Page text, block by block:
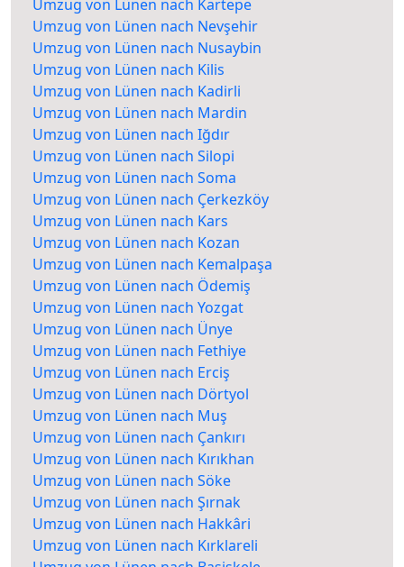
Umzug von Lünen nach Kartepe
Umzug von Lünen nach Nevşehir
Umzug von Lünen nach Nusaybin
Umzug von Lünen nach Kilis
Umzug von Lünen nach Kadirli
Umzug von Lünen nach Mardin
Umzug von Lünen nach Iğdır
Umzug von Lünen nach Silopi
Umzug von Lünen nach Soma
Umzug von Lünen nach Çerkezköy
Umzug von Lünen nach Kars
Umzug von Lünen nach Kozan
Umzug von Lünen nach Kemalpaşa
Umzug von Lünen nach Ödemiş
Umzug von Lünen nach Yozgat
Umzug von Lünen nach Ünye
Umzug von Lünen nach Fethiye
Umzug von Lünen nach Erciş
Umzug von Lünen nach Dörtyol
Umzug von Lünen nach Muş
Umzug von Lünen nach Çankırı
Umzug von Lünen nach Kırıkhan
Umzug von Lünen nach Söke
Umzug von Lünen nach Şırnak
Umzug von Lünen nach Hakkâri
Umzug von Lünen nach Kırklareli